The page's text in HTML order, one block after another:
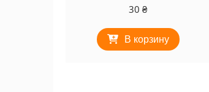
30₴
В корзину